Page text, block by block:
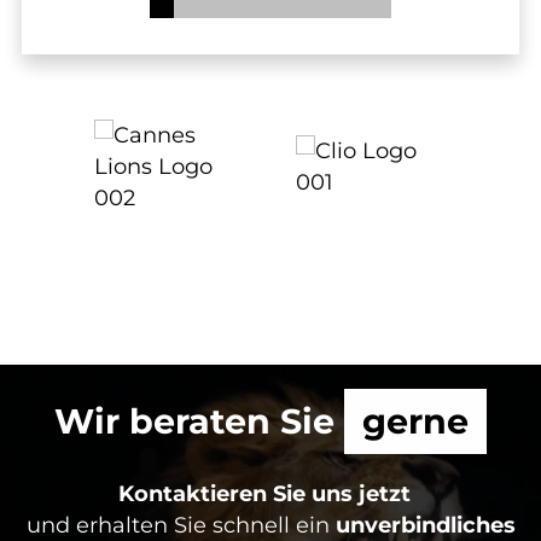
Wir beraten Sie gerne
Kontaktieren Sie uns jetzt
und erhalten Sie schnell ein unverbindliches